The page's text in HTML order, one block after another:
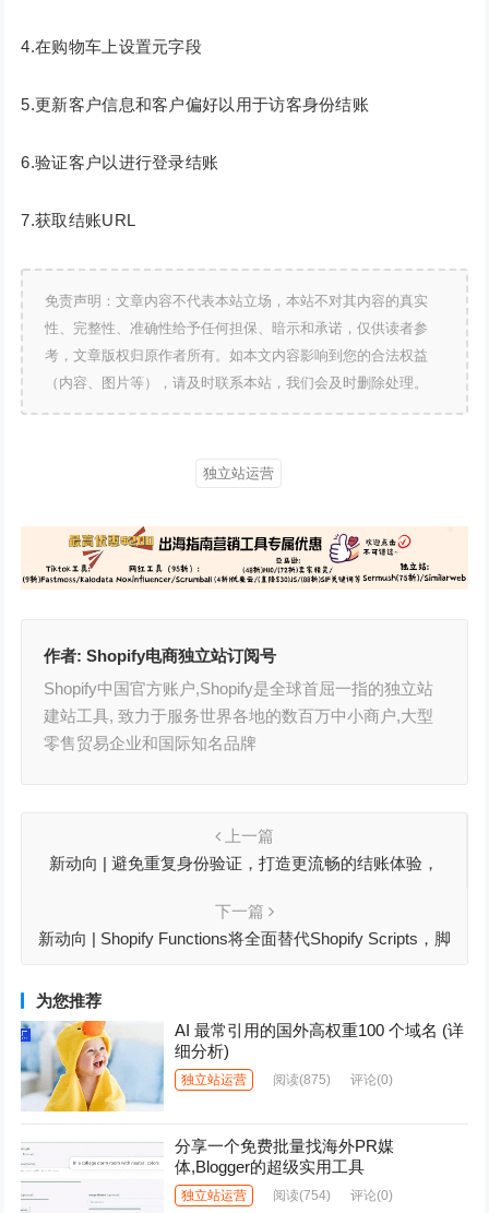
4.在购物车上设置元字段
5.更新客户信息和客户偏好以用于访客身份结账
6.验证客户以进行登录结账
7.获取结账URL
免责声明：文章内容不代表本站立场，本站不对其内容的真实
性、完整性、准确性给予任何担保、暗示和承诺，仅供读者参
考，文章版权归原作者所有。如本文内容影响到您的合法权益
（内容、图片等），请及时联系本站，我们会及时删除处理。
独立站运营
作者:Shopify电商独立站订阅号
Shopify中国官方账户,Shopify是全球首屈一指的独立站
建站工具, 致力于服务世界各地的数百万中小商户,大型
零售贸易企业和国际知名品牌
上一篇
新动向 | 避免重复身份验证，打造更流畅的结账体验，
下一篇
新动向 | Shopify Functions将全面替代Shopify Scripts，脚
为您推荐
AI 最常引用的国外高权重100 个域名 (详
细分析)
独立站运营 阅读(875) 评论(0)
分享一个免费批量找海外PR媒
体,Blogger的超级实用工具
独立站运营 阅读(754) 评论(0)